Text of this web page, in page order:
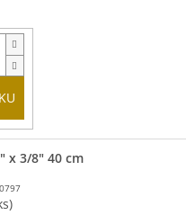
x 3/8" 40 cm